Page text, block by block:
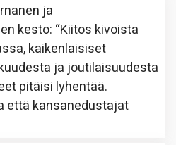
ja
kesto: “Kiitos kivoista
kaikenlaisiset
ja joutilaisuudesta
pitäisi lyhentää.
että kansanedustajat